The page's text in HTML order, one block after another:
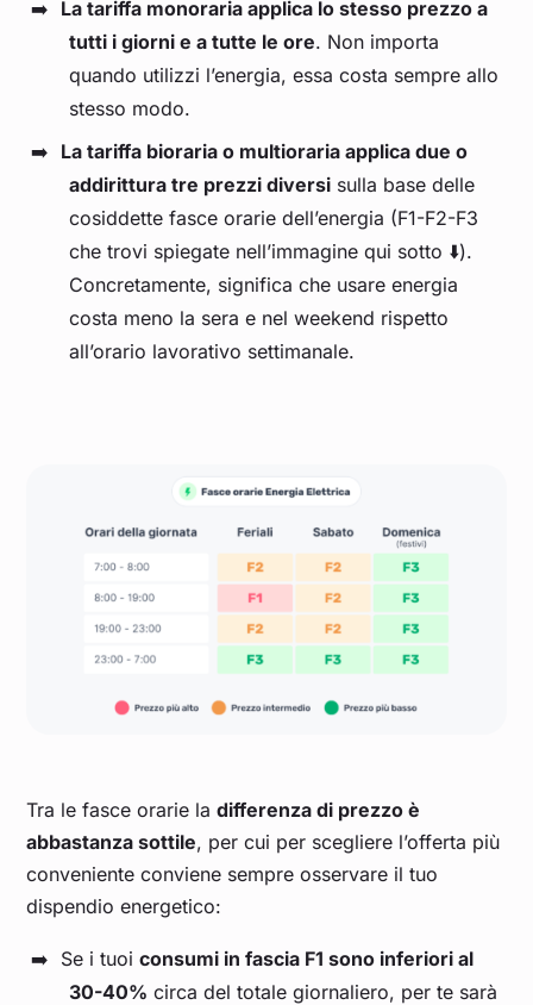
La tariffa monoraria applica lo stesso prezzo a
tutti i giorni e a tutte le ore. Non importa
quando utilizzi l’energia, essa costa sempre allo
stesso modo.
La tariffa bioraria o multioraria applica due o
addirittura tre prezzi diversi sulla base delle
cosiddette fasce orarie dell’energia (F1-F2-F3
che trovi spiegate nell’immagine qui sotto ⬇️).
Concretamente, significa che usare energia
costa meno la sera e nel weekend rispetto
all’orario lavorativo settimanale.
Tra le fasce orarie ladifferenza di prezzo è
abbastanza sottile, per cui per scegliere l’offerta più
conveniente conviene sempre osservare il tuo
dispendio energetico:
Se i tuoi consumi in fascia F1 sono inferiori al
30-40% circa del totale giornaliero, per te sarà